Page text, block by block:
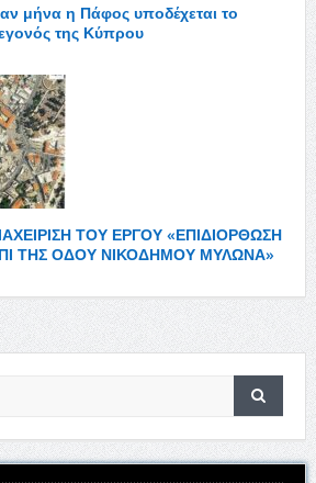
μήνα η Πάφος υποδέχεται το
της Κύπρου
ΤΟΥ ΕΡΓΟΥ «ΕΠΙΔΙΟΡΘΩΣΗ
ΤΗΣ ΟΔΟΥ ΝΙΚΟΔΗΜΟΥ ΜΥΛΩΝΑ»